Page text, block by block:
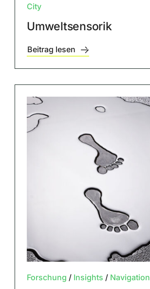
City
Umweltsensorik
Beitrag lesen
Forschung / Insights / Navigation